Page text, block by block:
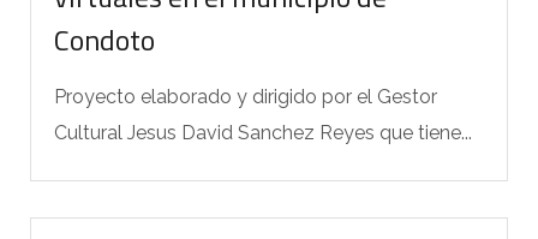
Condoto
Proyecto elaborado y dirigido por el Gestor
Cultural Jesus David Sanchez Reyes que tiene...